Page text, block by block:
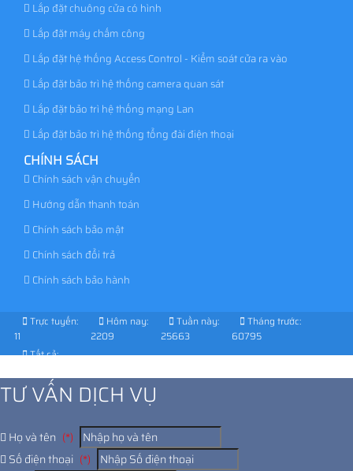
Lắp đặt chuông cửa có hình
Lắp đặt máy chấm công
Lắp đặt hệ thống Access Control - Kiểm soát cửa ra vào
Lắp đặt bảo trì hệ thống camera quan sát
Lắp đặt bảo trì hệ thống mạng Lan
Lắp đặt bảo trì hệ thống tổng đài điện thoại
CHÍNH SÁCH
Chính sách vận chuyển
Hướng dẫn thanh toán
Chính sách bảo mật
Chính sách đổi trả
Chính sách bảo hành
Trực tuyến:
11
Hôm nay:
2209
Tuần này:
25663
Tháng trước:
60795
Tất cả:
TƯ VẤN DỊCH VỤ
Họ và tên (*)
Số điện thoại (*)